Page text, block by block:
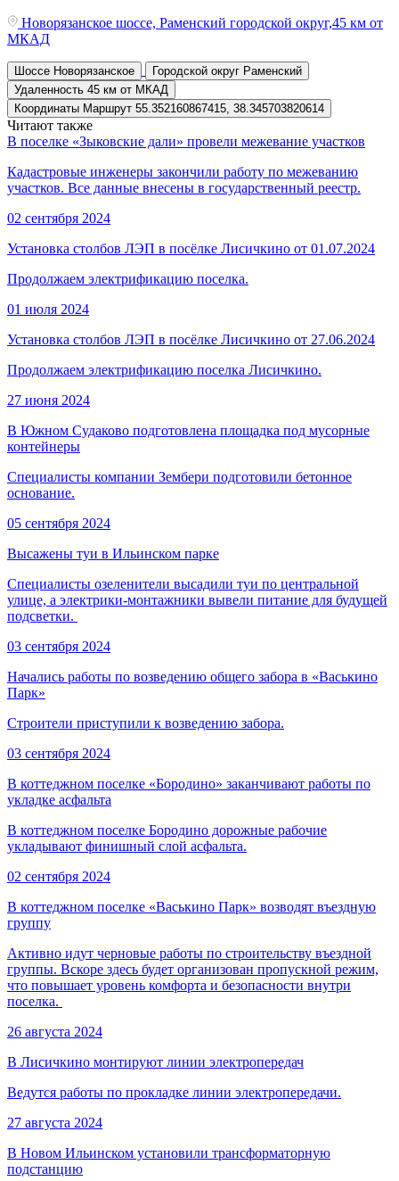
Новорязанское шоссе, Раменский городской округ,45 км от
МКАД
Шоссе Новорязанское Городской округ Раменский
Удаленность 45 км от МКАД
Координаты Маршрут 55.352160867415, 38.345703820614
Читают также
В поселке «Зыковские дали» провели межевание участков
Кадастровые инженеры закончили работу по межеванию
участков. Все данные внесены в государственный реестр.
02 сентября 2024
Установка столбов ЛЭП в посёлке Лисичкино от 01.07.2024
Продолжаем электрификацию поселка.
01 июля 2024
Установка столбов ЛЭП в посёлке Лисичкино от 27.06.2024
Продолжаем электрификацию поселка Лисичкино.
27 июня 2024
В Южном Судаково подготовлена площадка под мусорные
контейнеры
Специалисты компании Зембери подготовили бетонное
основание.
05 сентября 2024
Высажены туи в Ильинском парке
Специалисты озеленители высадили туи по центральной
улице, а электрики-монтажники вывели питание для будущей
подсветки.
03 сентября 2024
Начались работы по возведению общего забора в «Васькино
Парк»
Строители приступили к возведению забора.
03 сентября 2024
В коттеджном поселке «Бородино» заканчивают работы по
укладке асфальта
В коттеджном поселке Бородино дорожные рабочие
укладывают финишный слой асфальта.
02 сентября 2024
В коттеджном поселке «Васькино Парк» возводят въездную
группу
Активно идут черновые работы по строительству въездной
группы. Вскоре здесь будет организован пропускной режим,
что повышает уровень комфорта и безопасности внутри
поселка.
26 августа 2024
В Лисичкино монтируют линии электропередач
Ведутся работы по прокладке линии электропередачи.
27 августа 2024
В Новом Ильинском установили трансформаторную
подстанцию